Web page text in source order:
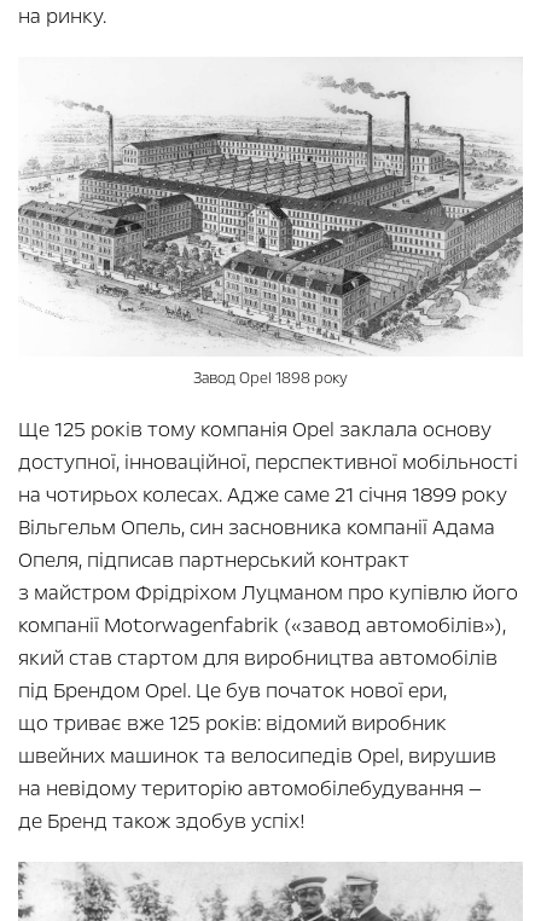
на ринку.
Завод Opel 1898 року
Ще 125 років тому компанія Opel заклала основу
доступної, інноваційної, перспективної мобільності
на чотирьох колесах. Адже саме 21 січня 1899 року
Вільгельм Опель, син засновника компанії Адама
Опеля, підписав партнерський контракт
з майстром Фрідріхом Луцманом про купівлю його
компанії Motorwagenfabrik («завод автомобілів»),
який став стартом для виробництва автомобілів
під Брендом Opel. Це був початок нової ери,
що триває вже 125 років: відомий виробник
швейних машинок та велосипедів Opel, вирушив
на невідому територію автомобілебудування —
де Бренд також здобув успіх!